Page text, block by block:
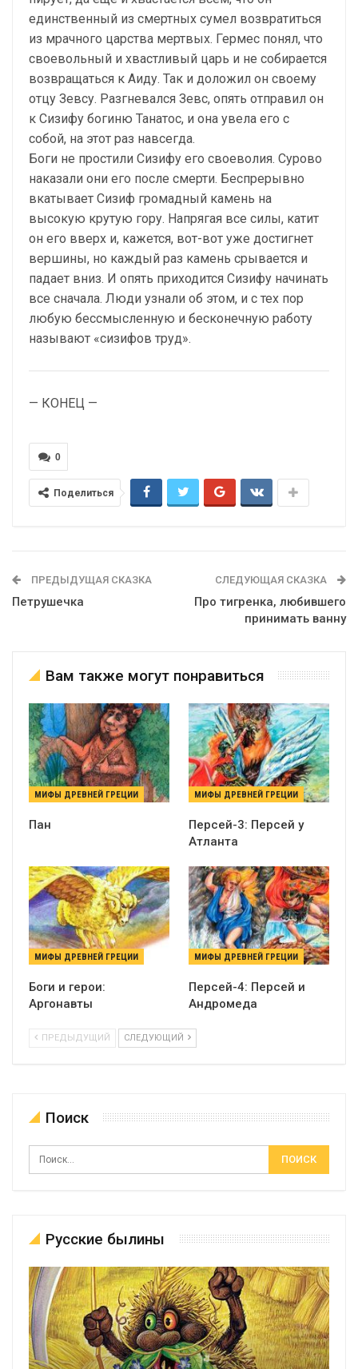
единственный из смертных сумел возвратиться
из мрачного царства мертвых. Гермес понял, что
своевольный и хвастливый царь и не собирается
возвращаться к Аиду. Так и доложил он своему
отцу Зевсу. Разгневался Зевс, опять отправил он
к Сизифу богиню Танатос, и она увела его с
собой, на этот раз навсегда.
Боги не простили Сизифу его своеволия. Сурово
наказали они его после смерти. Беспрерывно
вкатывает Сизиф громадный камень на
высокую крутую гору. Напрягая все силы, катит
он его вверх и, кажется, вот-вот уже достигнет
вершины, но каждый раз камень срывается и
падает вниз. И опять приходится Сизифу начинать
все сначала. Люди узнали об этом, и с тех пор
любую бессмысленную и бесконечную работу
называют «сизифов труд».
— КОНЕЦ —
0
Поделиться
ПРЕДЫДУЩАЯ СКАЗКА
Петрушечка
СЛЕДУЮЩАЯ СКАЗКА
Про тигренка, любившего
принимать ванну
Вам также могут понравиться
МИФЫ ДРЕВНЕЙ ГРЕЦИИ
Пан
МИФЫ ДРЕВНЕЙ ГРЕЦИИ
Персей-3: Персей у
Атланта
МИФЫ ДРЕВНЕЙ ГРЕЦИИ
Боги и герои:
Аргонавты
МИФЫ ДРЕВНЕЙ ГРЕЦИИ
Персей-4: Персей и
Андромеда
ПРЕДЫДУЩИЙ СЛЕДУЮЩИЙ
Поиск
Русские былины